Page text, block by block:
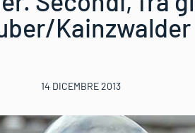
Kainzwalder
14 DICEMBRE 2013